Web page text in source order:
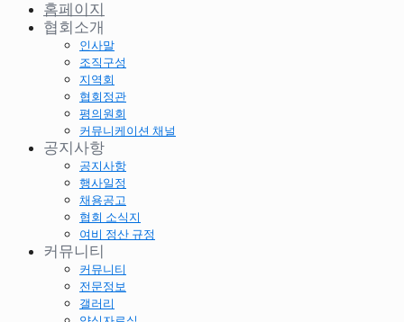
홈페이지
협회소개
인사말
조직구성
지역회
협회정관
평의원회
커뮤니케이션 채널
공지사항
공지사항
행사일정
채용공고
협회 소식지
여비 정산 규정
커뮤니티
커뮤니티
전문정보
갤러리